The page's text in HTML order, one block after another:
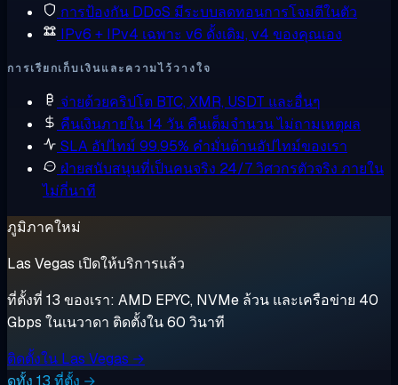
การป้องกัน DDoS มีระบบลดทอนการโจมตีในตัว
IPv6 + IPv4 เฉพาะ v6 ดั้งเดิม, v4 ของคุณเอง
การเรียกเก็บเงินและความไว้วางใจ
จ่ายด้วยคริปโต BTC, XMR, USDT และอื่นๆ
คืนเงินภายใน 14 วัน คืนเต็มจำนวน ไม่ถามเหตุผล
SLA อัปไทม์ 99.95% คำมั่นด้านอัปไทม์ของเรา
ฝ่ายสนับสนุนที่เป็นคนจริง 24/7วิศวกรตัวจริง ภายใน
ไม่กี่นาที
ภูมิภาคใหม่
Las Vegas เปิดให้บริการแล้ว
ที่ตั้งที่ 13 ของเรา: AMD EPYC, NVMe ล้วน และเครือข่าย 40
Gbps ในเนวาดา ติดตั้งใน 60 วินาที
ติดตั้งใน Las Vegas →
ดูทั้ง 13 ที่ตั้ง →